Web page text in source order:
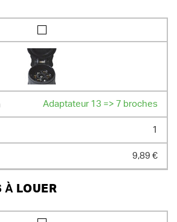
Adaptateur 13 => 7 broches
1
9,89 €
À LOUER